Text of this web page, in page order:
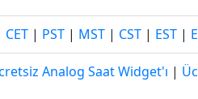
CET | PST | MST | CST | EST |
Analog Saat Widget'ı |